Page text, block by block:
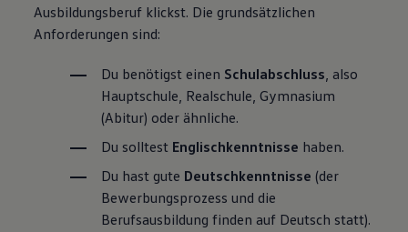
Ausbildungsberuf klickst. Die grundsätzlichen
Anforderungen sind:
Du benötigst einen Schulabschluss , also
Hauptschule, Realschule, Gymnasium
(Abitur) oder ähnliche.
Du solltest Englischkenntnisse haben.
Du hast gute Deutschkenntnisse(der
Bewerbungsprozess und die
Berufsausbildung finden auf Deutsch statt).